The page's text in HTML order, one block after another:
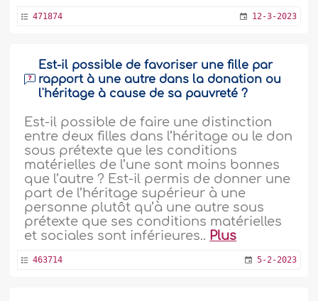
471874 12-3-2023
Est-il possible de favoriser une fille par
rapport à une autre dans la donation ou
l'héritage à cause de sa pauvreté ?
Est-il possible de faire une distinction
entre deux filles dans l’héritage ou le don
sous prétexte que les conditions
matérielles de l’une sont moins bonnes
que l’autre ? Est-il permis de donner une
part de l’héritage supérieur à une
personne plutôt qu’à une autre sous
prétexte que ses conditions matérielles
et sociales sont inférieures.. Plus
463714 5-2-2023